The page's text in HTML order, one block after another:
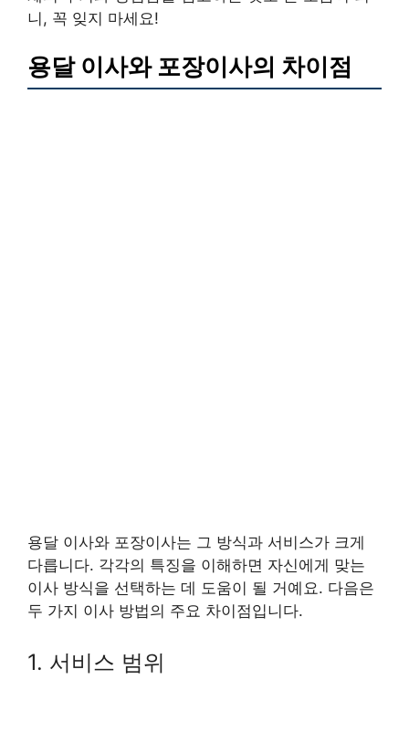
니, 꼭 잊지 마세요!
용달 이사와 포장이사의 차이점
용달 이사와 포장이사는 그 방식과 서비스가 크게
다릅니다. 각각의 특징을 이해하면 자신에게 맞는
이사 방식을 선택하는 데 도움이 될 거예요. 다음은
두 가지 이사 방법의 주요 차이점입니다.
1. 서비스 범위